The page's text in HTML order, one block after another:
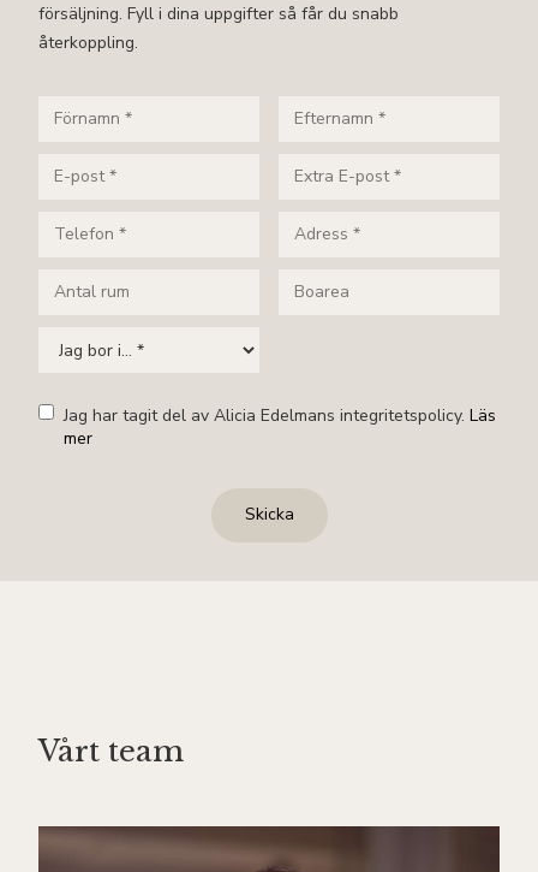
försäljning. Fyll i dina uppgifter så får du snabb
återkoppling.
Jag har tagit del av Alicia Edelmans integritetspolicy. Läs
mer
Skicka
Vårt team